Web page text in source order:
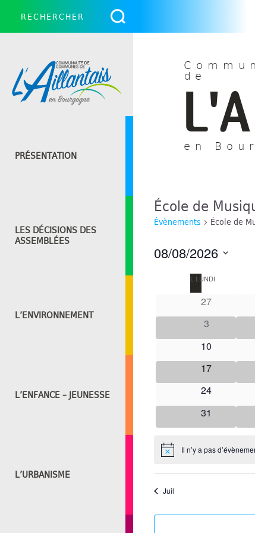
de
en
PRÉSENTATION
LES DÉCISIONS DES
ASSEMBLÉES
L’ENVIRONNEMENT
L’ENFANCE – JEUNESSE
L’URBANISME
École de
Évènements École de
08/08/2026
Calendrier
Évènements
L LUNDI
27
3
10
17
24
31
Notice Il n’y a pas
Juil